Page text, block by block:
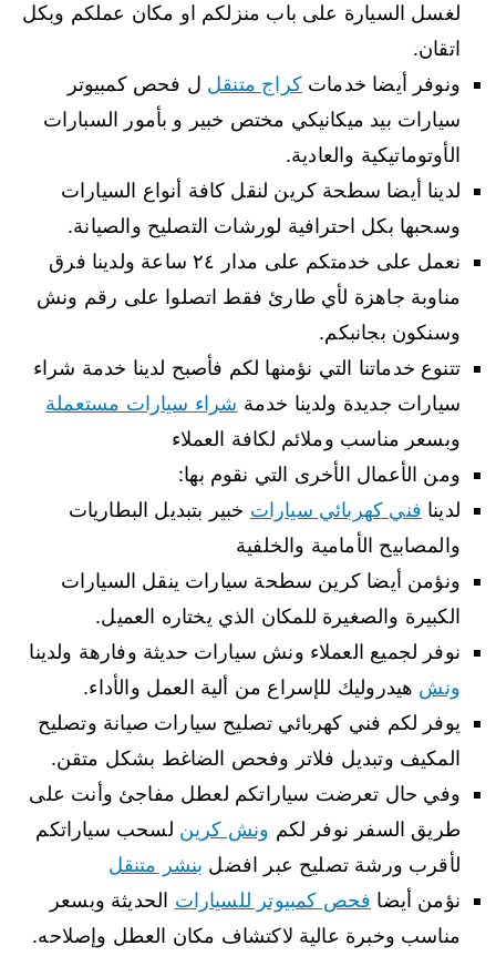
لغسل السيارة على باب منزلكم او مكان عملكم وبكل
اتقان.
ونوفر أيضا خدماتكراج متنقل ل فحص كمبيوتر
سيارات بيد ميكانيكي مختص خبير و بأمور السبارات
الأوتوماتيكية والعادية.
لدينا أيضا سطحة كرين لنقل كافة أنواع السيارات
وسحبها بكل احترافية لورشات التصليح والصيانة.
نعمل على خدمتكم على مدار ٢٤ ساعة ولدينا فرق
مناوبة جاهزة لأي طارئ فقط اتصلوا على رقم ونش
وسنكون بجانبكم.
تتنوع خدماتنا التي نؤمنها لكم فأصبح لدينا خدمة شراء
سيارات جديدة ولدينا خدمة شراء سيارات مستعملة
وبسعر مناسب وملائم لكافة العملاء
ومن الأعمال الأخرى التي نقوم بها:
لدينا فني كهربائي سيارات خبير بتبديل البطاريات
والمصابيح الأمامية والخلفية
ونؤمن أيضا كرين سطحة سيارات ينقل السيارات
الكبيرة والصغيرة للمكان الذي يختاره العميل.
نوفر لجميع العملاء ونش سيارات حديثة وفارهة ولدينا
ونش هيدروليك للإسراع من ألية العمل والأداء.
يوفر لكم فني كهربائي تصليح سيارات صيانة وتصليح
المكيف وتبديل فلاتر وفحص الضاغط بشكل متقن.
وفي حال تعرضت سياراتكم لعطل مفاجئ وأنت على
طريق السفر نوفر لكم ونش كرين لسحب سياراتكم
لأقرب ورشة تصليح عبر افضل بنشر متنقل
نؤمن أيضا فحص كمبيوتر للسيارات الحديثة وبسعر
مناسب وخبرة عالية لاكتشاف مكان العطل وإصلاحه.